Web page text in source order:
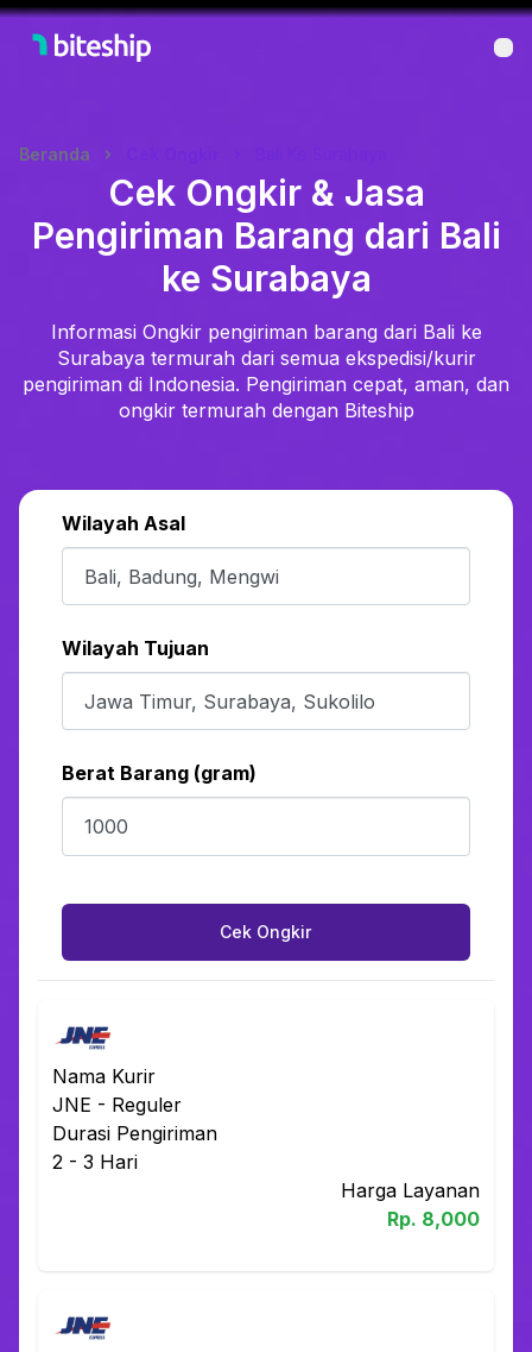
Beranda
Cek Ongkir & Jasa
Pengiriman Barang dari Bali
ke Surabaya
Informasi Ongkir pengiriman barang dari Bali ke
Surabaya termurah dari semua ekspedisi/kurir
pengiriman di Indonesia. Pengiriman cepat, aman, dan
ongkir termurah dengan Biteship
Wilayah Asal
Wilayah Tujuan
Berat Barang (gram)
Cek Ongkir
Nama Kurir
JNE - Reguler
Durasi Pengiriman
2 - 3 Hari
Harga Layanan
Rp. 8,000